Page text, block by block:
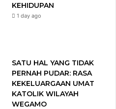
m
KEHIDUPAN
1 day ago
SATU HAL YANG TIDAK
PERNAH PUDAR: RASA
KEKELUARGAAN UMAT
KATOLIK WILAYAH
WEGAMO